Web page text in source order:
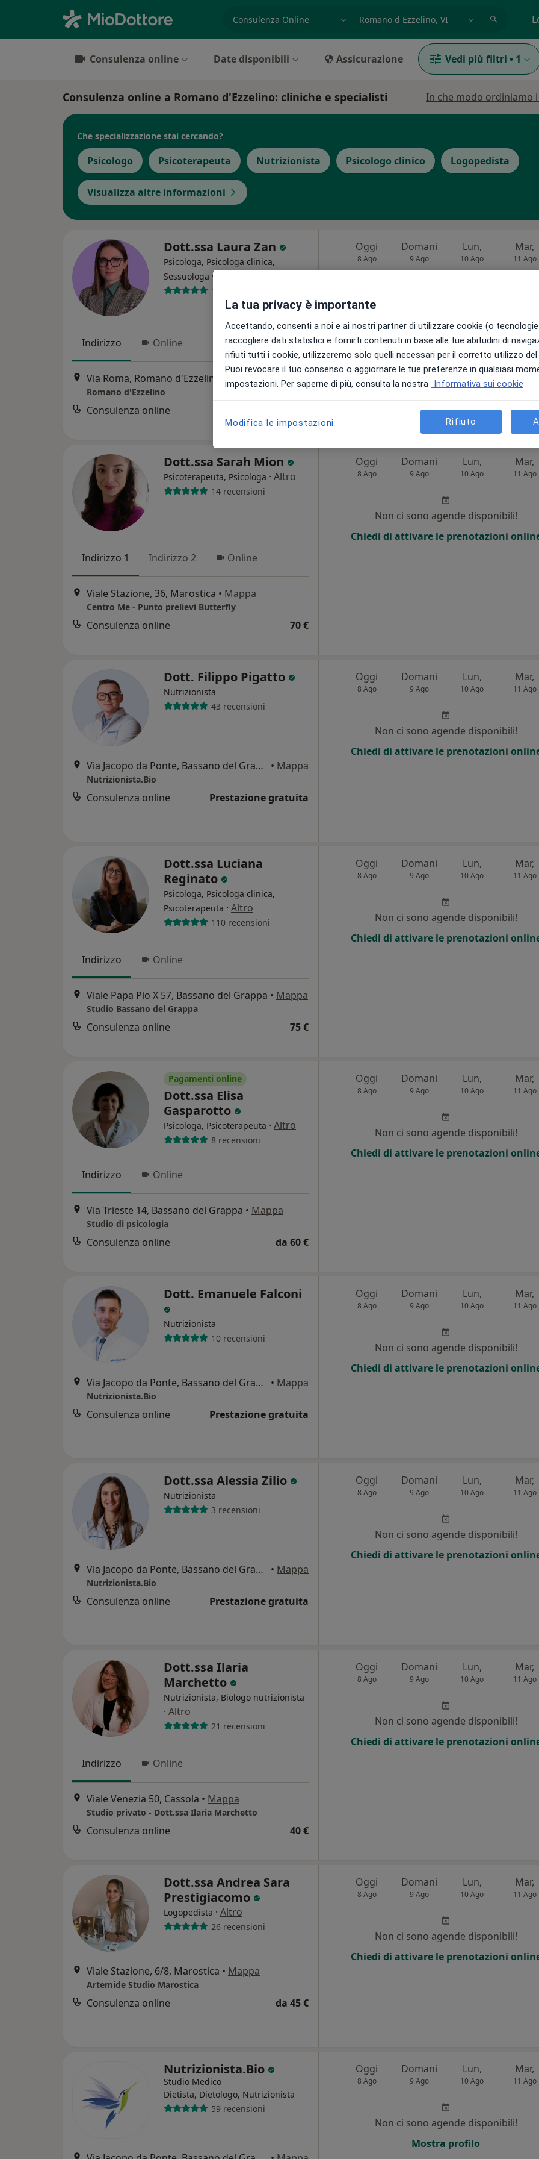
Consulenza online Date disponibili Assicurazione Vedi più filtri • 1
Consulenza online a Romano d'Ezzelino: cliniche e specialisti In che modo ordiniamo
Che specializzazione stai cercando?
Psicologo Psicoterapeuta Nutrizionista Psicologo clinico Logopedista
Visualizza altre informazioni
Dott.ssa Laura Zan
Psicologa, Psicologa clinica,
Sessuologa ·
17 recensioni
Indirizzo Online
Via Roma, Romano d'Ezzelino • Mappa
Romano d'Ezzelino
Consulenza online
Oggi
8 Ago
Domani
9 Ago
Lun,
10 Ago
Mar,
11 Ago
Non ci sono agende disponibili!
Chiedi di attivare le prenotazioni online
Dott.ssa Sarah Mion
Psicoterapeuta, Psicologa · Altro
14 recensioni
Indirizzo 1 Indirizzo 2 Online
Viale Stazione, 36, Marostica • Mappa
Centro Me - Punto prelievi Butterfly
Consulenza online 70 €
Oggi
8 Ago
Domani
9 Ago
Lun,
10 Ago
Mar,
11 Ago
Non ci sono agende disponibili!
Chiedi di attivare le prenotazioni
Dott. Filippo Pigatto
Nutrizionista
43 recensioni
Via Jacopo da Ponte, Bassano del Grappa • Mappa
Nutrizionista.Bio
Consulenza online Prestazione gratuita
Oggi
8 Ago
Domani
9 Ago
Lun,
10 Ago
Mar,
11 Ago
Non ci sono agende disponibili!
Chiedi di attivare le prenotazioni
Dott.ssa Luciana
Reginato
Psicologa, Psicologa clinica,
Psicoterapeuta · Altro
110 recensioni
Indirizzo Online
Viale Papa Pio X 57, Bassano del Grappa • Mappa
Studio Bassano del Grappa
Consulenza online 75 €
Oggi
8 Ago
Domani
9 Ago
Lun,
10 Ago
Mar,
11 Ago
Non ci sono agende disponibili!
Chiedi di attivare le prenotazioni
Pagamenti online
Dott.ssa Elisa
Gasparotto
Psicologa, Psicoterapeuta · Altro
8 recensioni
Indirizzo Online
Via Trieste 14, Bassano del Grappa • Mappa
Studio di psicologia
Consulenza online da 60 €
Oggi
8 Ago
Domani
9 Ago
Lun,
10 Ago
Mar,
11 Ago
Non ci sono agende disponibili!
Chiedi di attivare le prenotazioni
Dott. Emanuele Falconi
Nutrizionista
10 recensioni
Via Jacopo da Ponte, Bassano del Grappa • Mappa
Nutrizionista.Bio
Consulenza online Prestazione gratuita
Oggi
8 Ago
Domani
9 Ago
Lun,
10 Ago
Mar,
11 Ago
Non ci sono agende disponibili!
Chiedi di attivare le prenotazioni
Dott.ssa Alessia Zilio
Nutrizionista
3 recensioni
Via Jacopo da Ponte, Bassano del Grappa • Mappa
Nutrizionista.Bio
Consulenza online Prestazione gratuita
Oggi
8 Ago
Domani
9 Ago
Lun,
10 Ago
Mar,
11 Ago
Non ci sono agende disponibili!
Chiedi di attivare le prenotazioni
Dott.ssa Ilaria
Marchetto
Nutrizionista, Biologo nutrizionista
· Altro
21 recensioni
Indirizzo Online
Viale Venezia 50, Cassola • Mappa
Studio privato - Dott.ssa Ilaria Marchetto
Consulenza online 40 €
Oggi
8 Ago
Domani
9 Ago
Lun,
10 Ago
Mar,
11 Ago
Non ci sono agende disponibili!
Chiedi di attivare le prenotazioni
Dott.ssa Andrea Sara
Prestigiacomo
Logopedista · Altro
26 recensioni
Viale Stazione, 6/8, Marostica • Mappa
Artemide Studio Marostica
Consulenza online da 45 €
Oggi
8 Ago
Domani
9 Ago
Lun,
10 Ago
Mar,
11 Ago
Non ci sono agende disponibili!
Chiedi di attivare le prenotazioni
Nutrizionista.Bio
Studio Medico
Dietista, Dietologo, Nutrizionista
59 recensioni
Oggi
8 Ago
Domani
9 Ago
Lun,
10 Ago
Mar,
11 Ago
Non ci sono agende disponibili!
Mostra profilo
La tua privacy è importante
Accettando, consenti a noi e ai nostri partner di utilizzare cookie (o
raccogliere dati statistici e fornirti contenuti in base alle tue abitudini di
rifiuti tutti i cookie, utilizzeremo solo quelli necessari per il corretto utilizzo
Puoi revocare il tuo consenso o aggiornare le tue preferenze in qualsiasi
impostazioni. Per saperne di più, consulta la nostra Informativa sui cookie
Modifica le impostazioni Rifiuto